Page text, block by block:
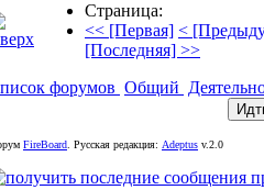
Страница:
<< [Первая] <
[Последняя] >>
форумов Общий
FireBoard Русская редакция: Adeptus v.2.0